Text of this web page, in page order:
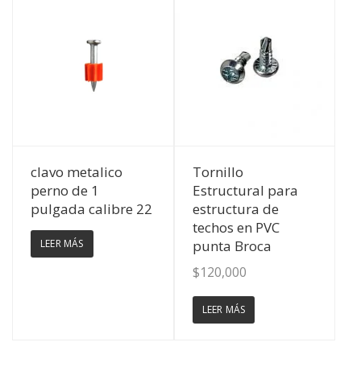
Ver Detalles
clavo metalico
perno de 1
pulgada calibre 22
LEER MÁS
Ver Detalles
Tornillo
Estructural para
estructura de
techos en PVC
punta Broca
$120,000
LEER MÁS